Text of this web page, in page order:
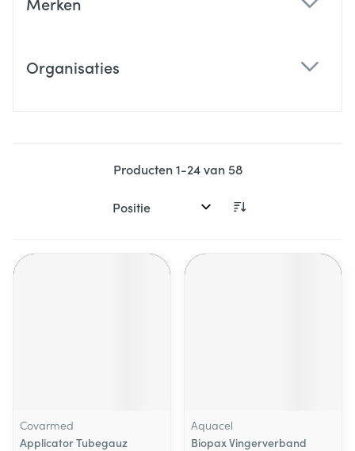
Organisaties
Producten1-24van58
Sorteer op:
Covarmed
Applicator Tubegauz
Aquacel
Biopax Vingerverband